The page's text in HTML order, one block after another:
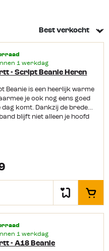
je bij ons ook terecht
meer last van koude
trend elkaar gevonden
meer
1 werkdag
- Script Beanie Heren
Beanie is een heerlijk warme
je ook nog eens goed
dag komt. Dankzij de brede
blijft niet alleen je hoofd
een heren-model is, is deze
te dragen door stoere
Fijn
zachte
brede omslagband100%In het
1 werkdag
- A18 Beanie